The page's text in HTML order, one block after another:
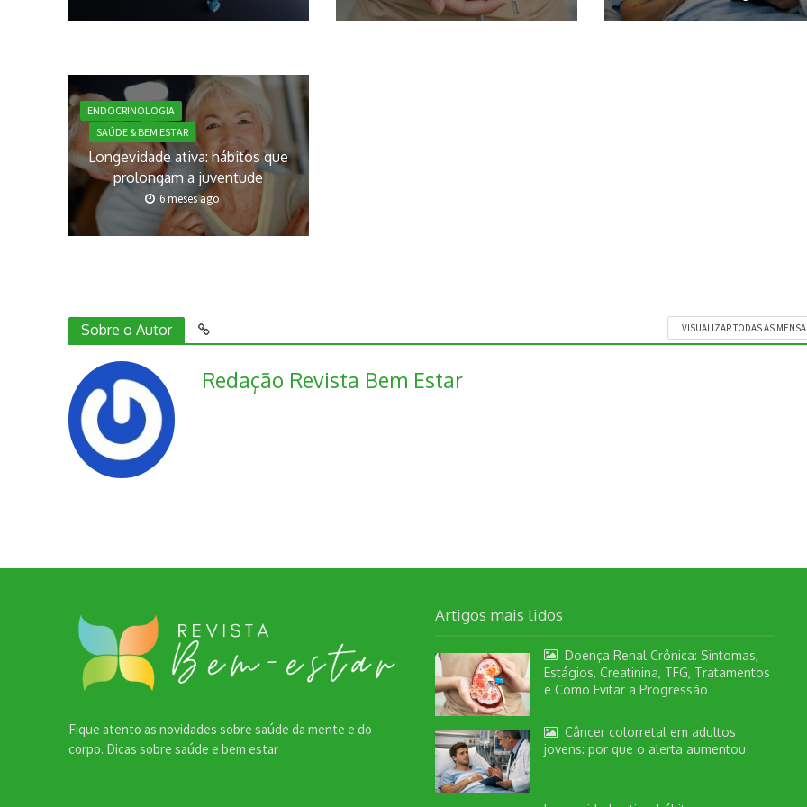
ENDOCRINOLOGIA
SAÚDE & BEM ESTAR
Longevidade ativa: hábitos que
prolongam a juventude
6 meses ago
Sobre o Autor VISUALIZAR TODAS AS
Redação Revista Bem Estar
Fique atento as novidades sobre saúde da mente e do
corpo. Dicas sobre saúde e bem estar
Artigos mais lidos
Doença Renal Crônica: Sintomas,
Estágios, Creatinina, TFG, Tratamentos
e Como Evitar a Progressão
Câncer colorretal em adultos
jovens: por que o alerta aumentou